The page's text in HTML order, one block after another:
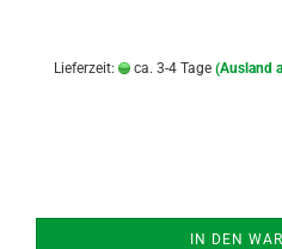
Lieferzeit: ca. 3-4 Tage (Ausland
IN DEN